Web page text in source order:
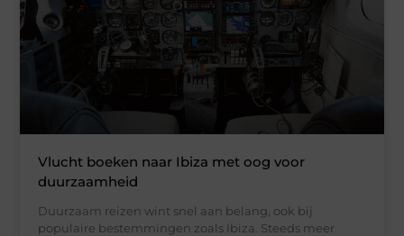
Vlucht boeken naar Ibiza met oog voor
duurzaamheid
Duurzaam reizen wint snel aan belang, ook bij
populaire bestemmingen zoals Ibiza. Steeds meer